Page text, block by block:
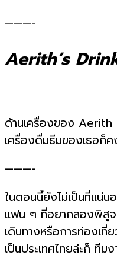
———-
Aerith’s
ด้านเครื่องของ Aerith
เครื่องดื่มธีมของเธอก็
———-
ในตอนนี้ยังไม่เป็นที่แน่น
แฟน ๆ ที่อยากลองพิสูจน์
เดินทางหรือการท่องเที่
เป็นประเทศไทยล่ะก็ ที